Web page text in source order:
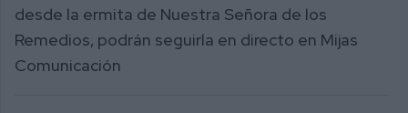
desde la ermita de Nuestra Señora de los
Remedios, podrán seguirla en directo en Mijas
Comunicación